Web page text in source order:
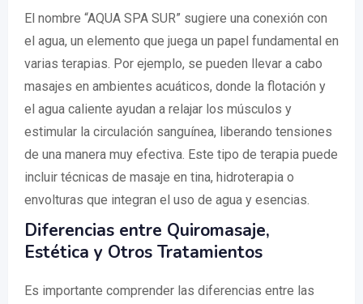
El nombre “AQUA SPA SUR” sugiere una conexión con
el agua, un elemento que juega un papel fundamental en
varias terapias. Por ejemplo, se pueden llevar a cabo
masajes en ambientes acuáticos, donde la flotación y
el agua caliente ayudan a relajar los músculos y
estimular la circulación sanguínea, liberando tensiones
de una manera muy efectiva. Este tipo de terapia puede
incluir técnicas de masaje en tina, hidroterapia o
envolturas que integran el uso de agua y esencias.
Diferencias entre Quiromasaje,
Estética y Otros Tratamientos
Es importante comprender las diferencias entre las